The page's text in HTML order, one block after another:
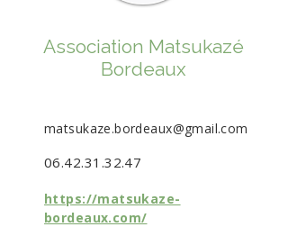
Association Matsukazé
Bordeaux
matsukaze.bordeaux@gmail.com
06.42.31.32.47
https://matsukaze-
bordeaux.com/